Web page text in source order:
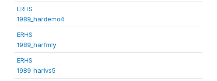
ERHS
1989_hardemo4
ERHS
1989_harfmly
ERHS
1989_harlvs5